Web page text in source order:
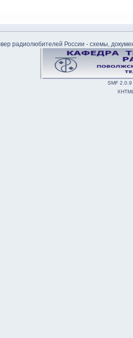
SMF 2.0.9